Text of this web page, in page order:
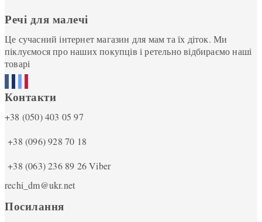
Речі для малечі
Це сучасний інтернет магазин для мам та їх діток. Ми
піклуємося про наших покупців і ретельно відбираємо наші
товарі
Контакти
+38 (050) 403 05 97
+38 (096) 928 70 18
+38 (063) 236 89 26Viber
rechi_dm@ukr.net
Посилання